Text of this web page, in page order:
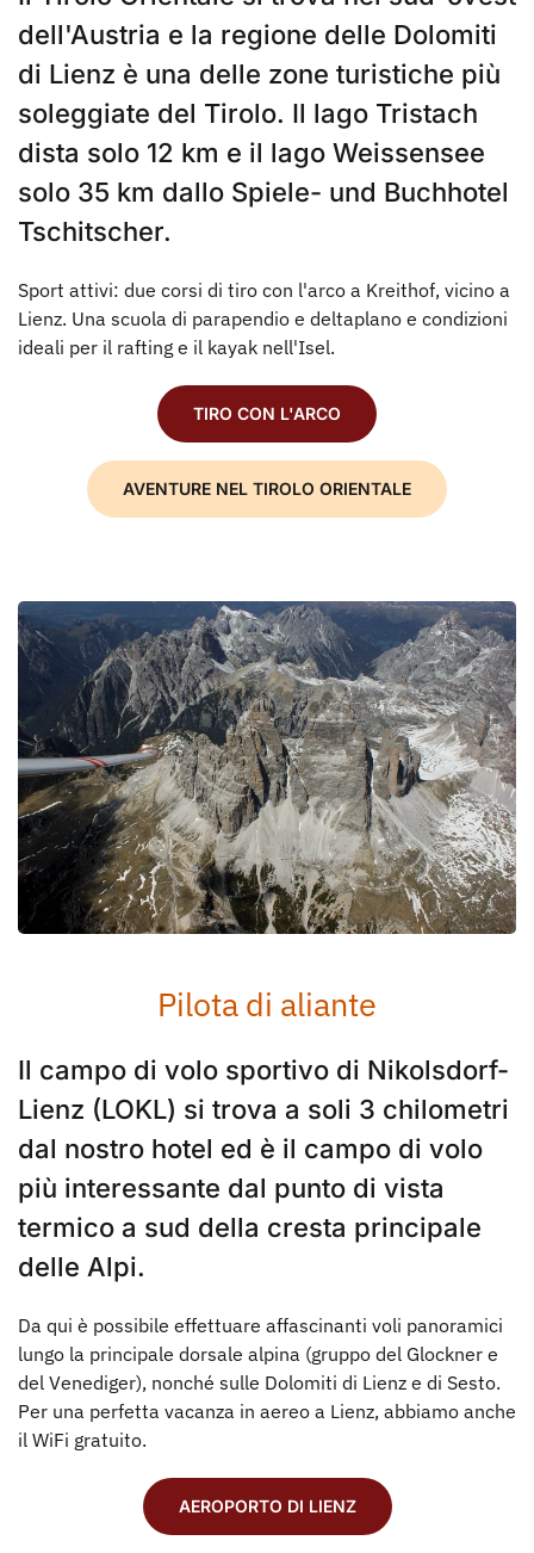
dell'Austria e la regione delle Dolomiti
di Lienz è una delle zone turistiche più
soleggiate del Tirolo. Il lago Tristach
dista solo 12 km e il lago Weissensee
solo 35 km dallo Spiele- und Buchhotel
Tschitscher.
Sport attivi: due corsi di tiro con l'arco a Kreithof, vicino a
Lienz. Una scuola di parapendio e deltaplano e condizioni
ideali per il rafting e il kayak nell'Isel.
TIRO CON L'ARCO
AVENTURE NEL TIROLO ORIENTALE
Pilota di aliante
Il campo di volo sportivo di Nikolsdorf-
Lienz (LOKL) si trova a soli 3 chilometri
dal nostro hotel ed è il campo di volo
più interessante dal punto di vista
termico a sud della cresta principale
delle Alpi.
Da qui è possibile effettuare affascinanti voli panoramici
lungo la principale dorsale alpina (gruppo del Glockner e
del Venediger), nonché sulle Dolomiti di Lienz e di Sesto.
Per una perfetta vacanza in aereo a Lienz, abbiamo anche
il WiFi gratuito.
AEROPORTO DI LIENZ